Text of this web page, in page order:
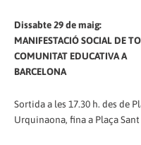
Dissabte 29 de maig:
MANIFESTACIÓ SOCIAL DE
COMUNITAT EDUCATIVA A
BARCELONA
Sortida a les 17.30 h. des de
Urquinaona, fina a Plaça Sant